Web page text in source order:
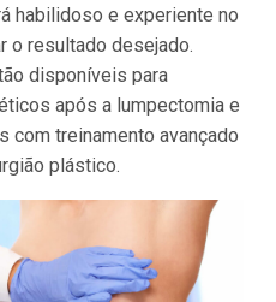
habilidoso e experiente no
o resultado desejado.
disponíveis para
após a lumpectomia e
com treinamento avançado
plástico.